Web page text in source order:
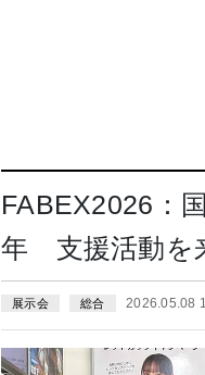
FABEX2026：
年 支援活動を
展示会 総合 2026.05.08